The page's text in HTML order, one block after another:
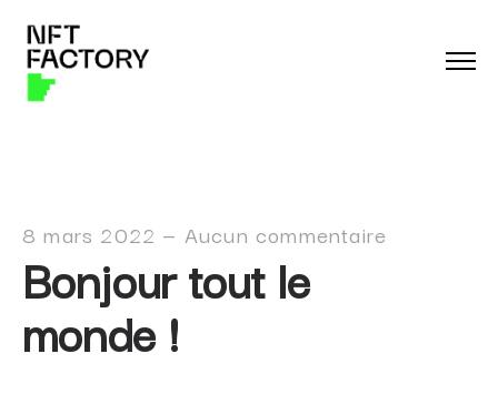
8 mars 2022 — Aucun commentaire
Bonjour tout le
monde !